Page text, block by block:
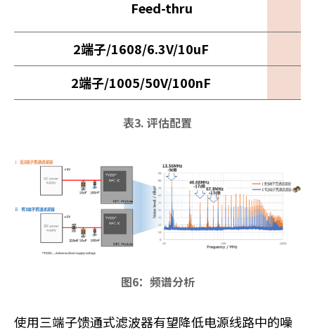
Feed-thru
2端子/1608/6.3V/10uF
2端子/1005/50V/100nF
表3. 评估配置
图6：频谱分析
使用三端子馈通式滤波器有望降低电源线路中的噪